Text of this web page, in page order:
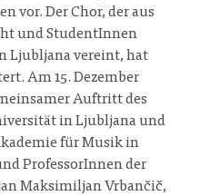
vor. Der Chor, der aus
und StudentInnen
Ljubljana vereint, hat
Am 15. Dezember
Auftritt des
in Ljubljana und
für Musik in
ProfessorInnen der
Maksimiljan Vrbančič,